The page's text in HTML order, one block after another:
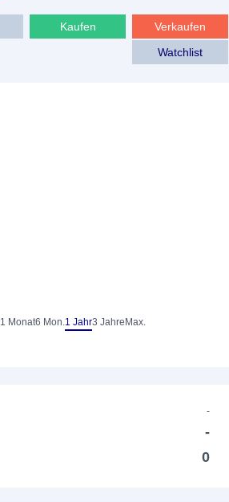
Verkaufen
Kaufen
Watchlist
1 Monat6 Mon.1 Jahr3 Jahre Max.
-
-
0